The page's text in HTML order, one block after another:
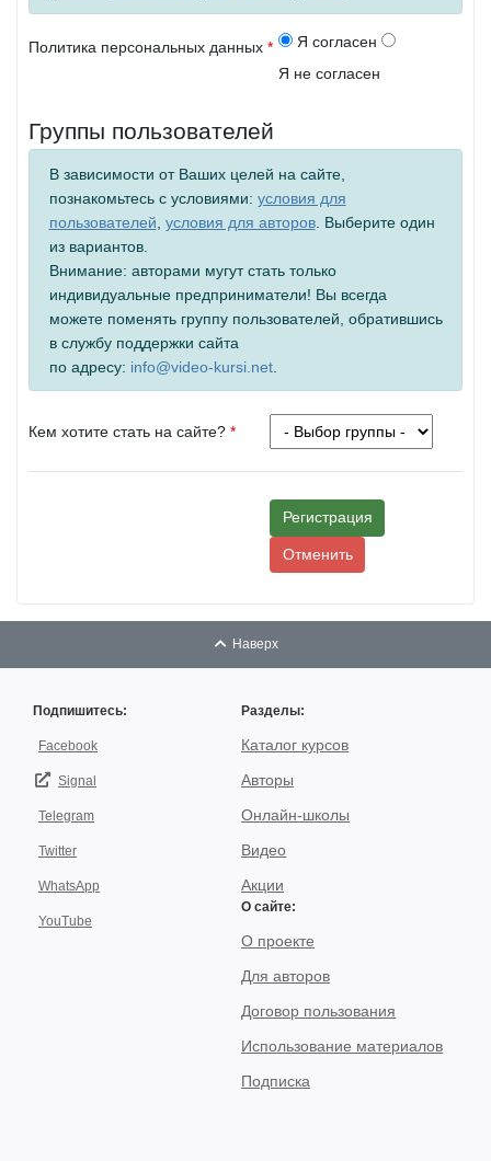
Политика персональных данных *
Я согласен
Я не согласен
Группы пользователей
В зависимости от Ваших целей на сайте,
познакомьтесь с условиями: условия для
пользователей условия для авторов. Выберите один
из вариантов.
Внимание: авторами мугут стать только
индивидуальные предприниматели! Вы всегда
можете поменять группу пользователей, обратившись
в службу поддержки сайта
по адресу: info@video-kursi.net.
Кем хотите стать на сайте? *
Регистрация
Отменить
Наверх
Подпишитесь:
Facebook
Signal
Telegram
Twitter
WhatsApp
YouTube
Разделы:
Каталог курсов
Авторы
Онлайн-школы
Видео
Акции
О сайте:
О проекте
Для авторов
Договор пользования
Использование материалов
Подписка